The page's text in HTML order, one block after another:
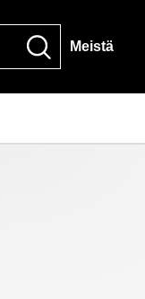
Meistä